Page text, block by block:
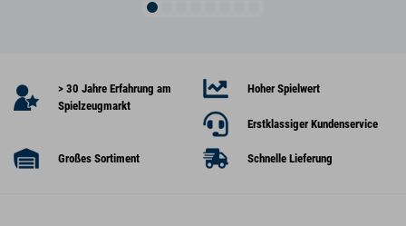
> 30 Jahre Erfahrung am
Spielzeugmarkt
Hoher Spielwert
Erstklassiger Kundenservice
Großes Sortiment Schnelle Lieferung